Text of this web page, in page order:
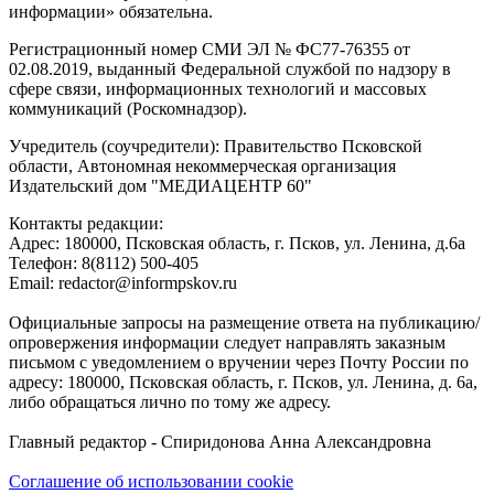
информации» обязательна.
Регистрационный номер СМИ ЭЛ № ФС77-76355 от
02.08.2019, выданный Федеральной службой по надзору в
сфере связи, информационных технологий и массовых
коммуникаций (Роскомнадзор).
Учредитель (соучредители): Правительство Псковской
области, Автономная некоммерческая организация
Издательский дом "МЕДИАЦЕНТР 60"
Контакты редакции:
Адреc: 180000, Псковская область, г. Псков, ул. Ленина, д.6а
Телефон: 8(8112) 500-405
Email: redactor@informpskov.ru
Официальные запросы на размещение ответа на публикацию/
опровержения информации следует направлять заказным
письмом с уведомлением о вручении через Почту России по
адресу: 180000, Псковская область, г. Псков, ул. Ленина, д. 6а,
либо обращаться лично по тому же адресу.
Главный редактор - Спиридонова Анна Александровна
Соглашение об использовании cookie